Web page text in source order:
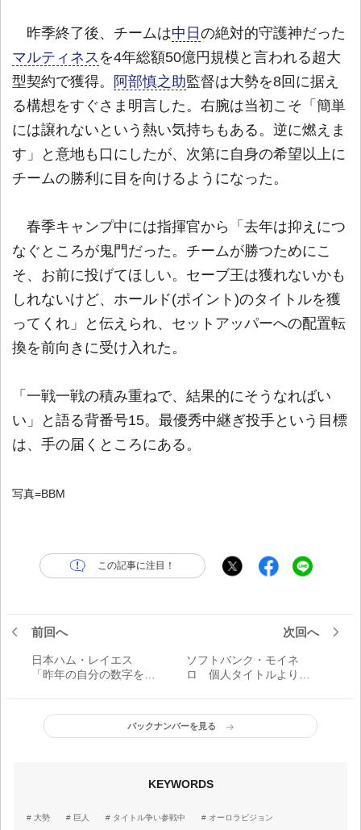
昨季終了後、チームは中日 の絶対的守護神だった
マルティネス を4年総額50億円規模と言われる超大
型契約で獲得。
阿部慎之助監督は大勢を8回に据え
る構想をすぐさま明言した。右腕は当初こそ「簡単
には譲れないという熱い気持ちもある。逆に燃えま
す」と意地も口にしたが、次第に自身の希望以上に
チームの勝利に目を向けるようになった。
春季キャンプ中には指揮官から「去年は抑えにつ
なぐところが鬼門だった。チームが勝つためにこ
そ、お前に投げてほしい。セーブ王は獲れないかも
しれないけど、ホールド(ポイント)のタイトルを獲
ってくれ」と伝えられ、セットアッパーへの配置転
換を前向きに受け入れた。
「一戦一戦の積み重ねで、結果的にそうなればい
い」と語る背番号15。最優秀中継ぎ投手という目標
は、手の届くところにある。
写真=BBM
この記事に注目！
前回へ
日本ハム・レイエス
「昨年の自分の数字を上
その先も見据えて／タイ
トル争い参戦中
次回へ
ソフトバンク・モイネ
ロ 個人タイトルよりも
てはいいけど、チームが
勝ってないので、それに
関してはあまり気にして
バックナンバーを見る
KEYWORDS
大勢 巨人 タイトル争い参戦中 オーロラビジョン